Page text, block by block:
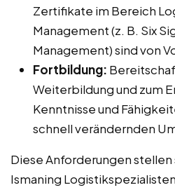
Zertifikate im Bereich
Management (z. B. Six
Management) sind von
Fortbildung:
Weiterbildung und zum
Kenntnisse und
schnell verändernden
Diese Anforderungen stellen
Ismaning